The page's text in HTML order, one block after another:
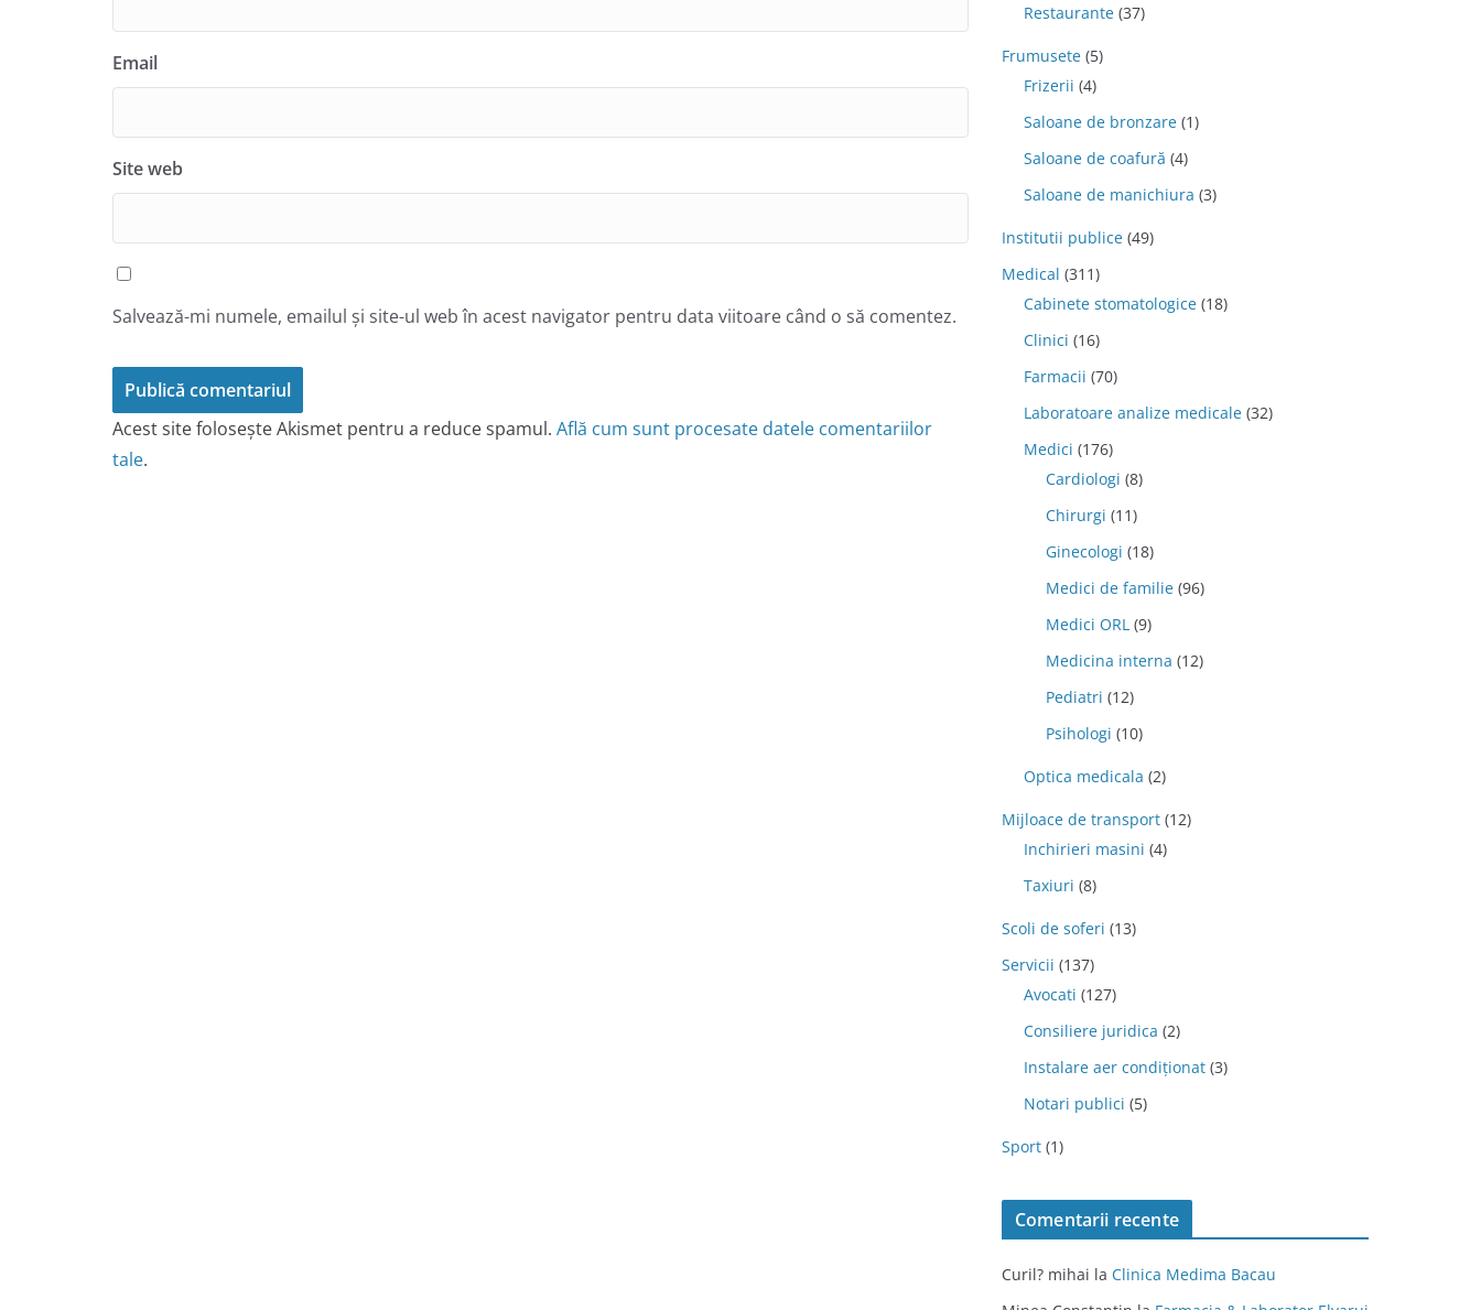
Email
Site web
Salvează-mi numele, emailul și site-ul web în acest navigator pentru data viitoare când o să comentez.
Acest site folosește Akismet pentru a reduce spamul. Află cum sunt procesate datele comentariilor
tale.
Restaurante (37)
Frumusete (5)
Frizerii (4)
Saloane de bronzare (1)
Saloane de coafură (4)
Saloane de manichiura (3)
Institutii publice (49)
Medical (311)
Cabinete stomatologice (18)
Clinici (16)
Farmacii (70)
Laboratoare analize medicale (32)
Medici (176)
Cardiologi (8)
Chirurgi (11)
Ginecologi (18)
Medici de familie (96)
Medici ORL (9)
Medicina interna (12)
Pediatri (12)
Psihologi (10)
Optica medicala (2)
Mijloace de transport (12)
Inchirieri masini (4)
Taxiuri (8)
Scoli de soferi (13)
Servicii (137)
Avocati (127)
Consiliere juridica (2)
Instalare aer condiționat (3)
Notari publici (5)
Sport (1)
Comentarii recente
Curil? mihai la Clinica Medima Bacau